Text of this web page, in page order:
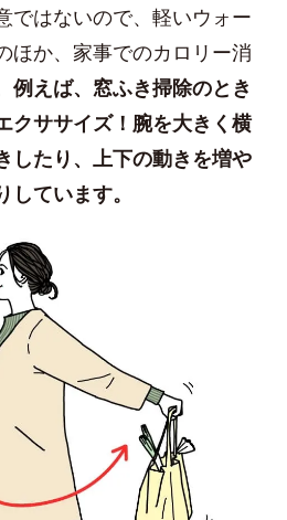
ではないので、軽いウォー
ほか、家事でのカロリー消
例えば、窓ふき掃除のとき
クササイズ！腕を大きく横
したり、上下の動きを増や
しています。